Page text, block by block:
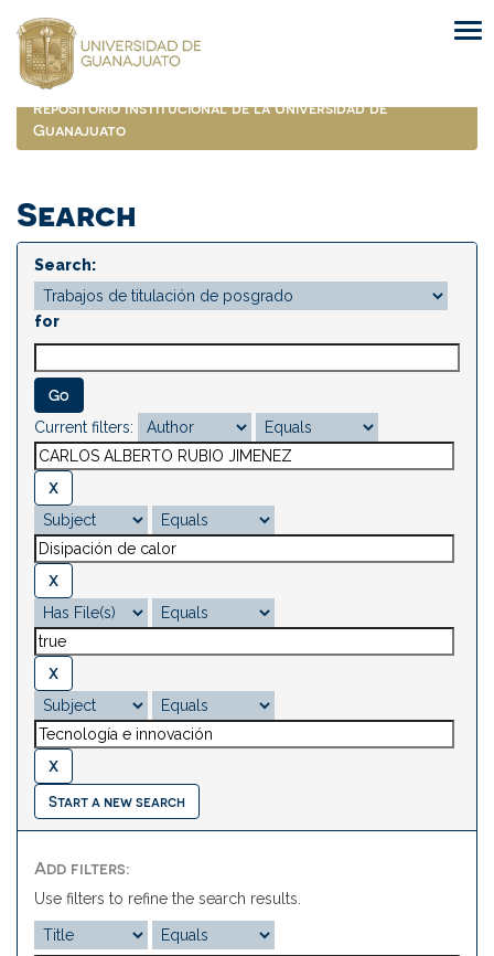
navigation
Repositorio Institucional de la Universidad de
Guanajuato
Search
Search:
for
Current filters:
Start a new search
Add filters:
Use filters to refine the search results.